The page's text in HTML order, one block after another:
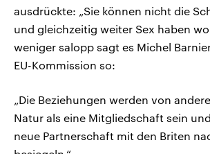
ausdrückte: „Sie können nicht die
und gleichzeitig weiter Sex haben
weniger salopp sagt es Michel
EU-Kommission so:
„Die Beziehungen werden von
Natur als eine Mitgliedschaft sein
neue Partnerschaft mit den Briten